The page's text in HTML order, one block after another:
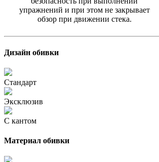
упражнений и при этом не закрывает
обзор при движении стека.
Дизайн обивки
Стандарт
Эксклюзив
С кантом
Материал обивки